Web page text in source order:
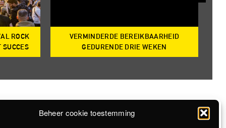
Beheer cookie toestemming
ROCK
SUCCES
VERMINDERDE BEREIKBAARHEID
GEDURENDE DRIE WEKEN